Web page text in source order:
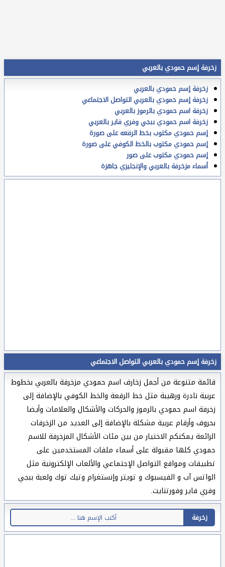
زخرفة إسم حمودي بالعربي
زخرفة إسم حمودي بالعربي
زخرفة إسم حمودي بالعربي التواصل الاجتماعي
زخرفة اسم حمودي بالرموز بالعربي
زخرفة اسم حمودي ببجي وفري فاير بالعربي
إسم حمودي مكتوب بخط الرقعه على صورة
إسم حمودي مكتوب بالخط الكوفي على صورة
إسم حمودي مكتوب على صور
أسماء مزخرفة بالعربي والإنجليزي جاهزة
زخرفة إسم حمودي بالعربي التواصل الاجتماعي
قائمة متنوعة من أجمل زخارف اسم حمودي مزخرفة بالعربي بخطوط
عربية نادرة ورهيبة مثل خط الرقعة والخط الكوفي بالإضافة إلى
زخرفة اسم حمودي بالرموز والحركات والأشكال والعلامات وأيضا
بحروف وأرقام عربية مشكلة بالإضافة إلى العديد من الزخرفات
الرائعة يمكنكم الاختيار من بين مئات الأشكال المزخرفة للاسم
حمودي كلها مقبولة على أسماء ملفات المستخدمين على
تطبيقات ومواقع التواصل الإجتماعي والألعاب الإلكترونية مثل
الواتس آب و الفيسبوك و تويتر وإنستغرام وتيك توك ولعبة ببجي
وفري فاير وفورتنايت.
زخرفة